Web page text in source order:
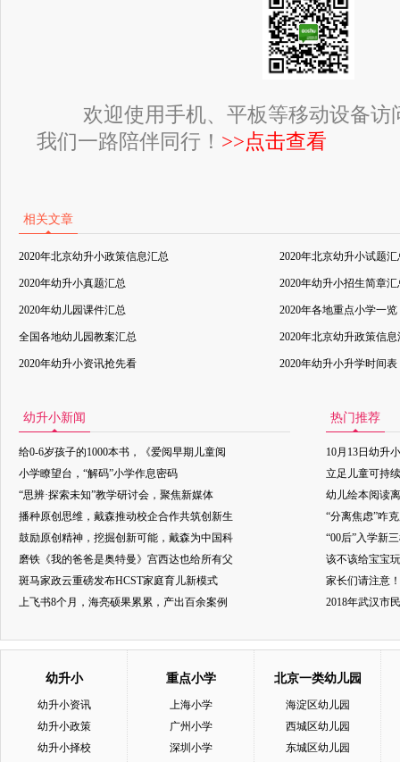
欢迎使用手机、平板等移动设备访
我们一路陪伴同行！ >>点击查看
相关文章
2020年北京幼升小政策信息汇总 2020年北京幼升小试题汇
2020年幼升小真题汇总 2020年幼升小招生简章汇
2020年幼儿园课件汇总 2020年各地重点小学一览
全国各地幼儿园教案汇总 2020年北京幼升政策信息
2020年幼升小资讯抢先看 2020年幼升小升学时间表
幼升小新闻
给0-6岁孩子的1000本书，《爱阅早期儿童阅
小学瞭望台，“解码”小学作息密码
“思辨·探索未知”教学研讨会，聚焦新媒体
播种原创思维，戴森推动校企合作共筑创新生
鼓励原创精神，挖掘创新可能，戴森为中国科
磨铁《我的爸爸是奥特曼》宫西达也给所有父
斑马家政云重磅发布HCST家庭育儿新模式
上飞书8个月，海亮硕果累累，产出百余案例
热门推荐
10月13日幼升
立足儿童可持
幼儿绘本阅读
“分离焦虑”咋
“00后”入学新
该不该给宝宝
家长们请注意
2018年武汉市
幼升小
幼升小资讯
幼升小政策
幼升小择校
重点小学
上海小学
广州小学
深圳小学
北京一类幼儿园
海淀区幼儿园
西城区幼儿园
东城区幼儿园